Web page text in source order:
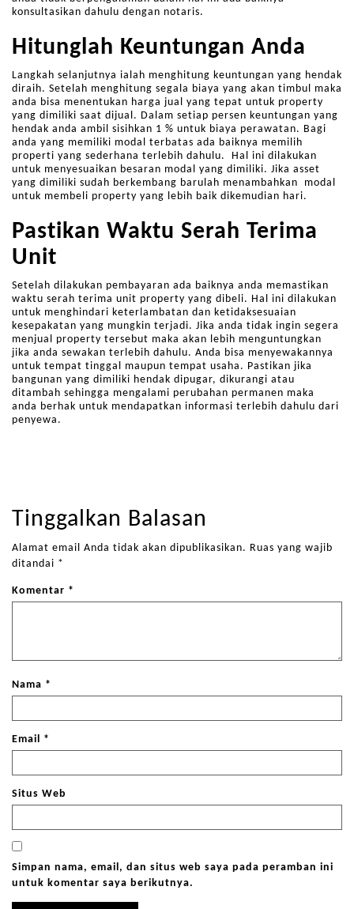
konsultasikan dahulu dengan notaris.
Hitunglah Keuntungan Anda
Langkah selanjutnya ialah menghitung keuntungan yang hendak
diraih. Setelah menghitung segala biaya yang akan timbul maka
anda bisa menentukan harga jual yang tepat untuk property
yang dimiliki saat dijual. Dalam setiap persen keuntungan yang
hendak anda ambil sisihkan 1 % untuk biaya perawatan. Bagi
anda yang memiliki modal terbatas ada baiknya memilih
properti yang sederhana terlebih dahulu. Hal ini dilakukan
untuk menyesuaikan besaran modal yang dimiliki. Jika asset
yang dimiliki sudah berkembang barulah menambahkan modal
untuk membeli property yang lebih baik dikemudian hari.
Pastikan Waktu Serah Terima
Unit
Setelah dilakukan pembayaran ada baiknya anda memastikan
waktu serah terima unit property yang dibeli. Hal ini dilakukan
untuk menghindari keterlambatan dan ketidaksesuaian
kesepakatan yang mungkin terjadi. Jika anda tidak ingin segera
menjual property tersebut maka akan lebih menguntungkan
jika anda sewakan terlebih dahulu. Anda bisa menyewakannya
untuk tempat tinggal maupun tempat usaha. Pastikan jika
bangunan yang dimiliki hendak dipugar, dikurangi atau
ditambah sehingga mengalami perubahan permanen maka
anda berhak untuk mendapatkan informasi terlebih dahulu dari
penyewa.
Tinggalkan Balasan
Alamat email Anda tidak akan dipublikasikan. Ruas yang wajib
ditandai *
Komentar *
Nama *
Email *
Situs Web
Simpan nama, email, dan situs web saya pada peramban ini
untuk komentar saya berikutnya.